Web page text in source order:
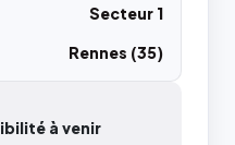
Secteur 1
Rennes (35)
à venir